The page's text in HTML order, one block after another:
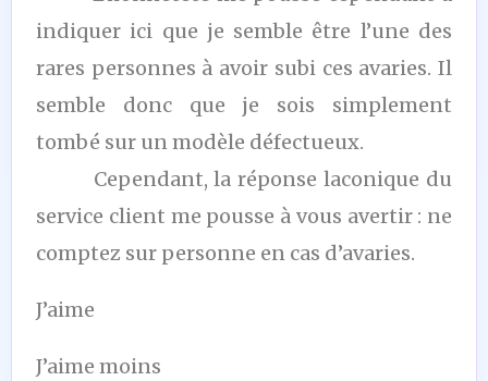
indiquer ici que je semble être l’une des
rares personnes à avoir subi ces avaries. Il
semble donc que je sois simplement
tombé sur un modèle défectueux.
Cependant, la réponse laconique du
service client me pousse à vous avertir : ne
comptez sur personne en cas d’avaries.
J’aime
J’aime moins